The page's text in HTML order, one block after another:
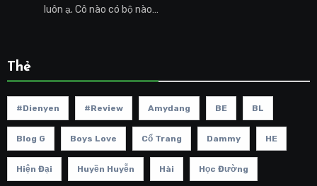
luôn ạ. Cô nào có bộ nào…
Thẻ
#dienyen #review Amydang BE BL
Blog G Boys Love Cổ Trang Dammy HE
Hiện Đại Huyền Huyễn Hài Học Đường